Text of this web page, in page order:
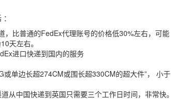
比普通的FedEx代理账号的价格低30%左右，可能
天左右。
进口快递到国内的服务
单边长超274CM或围长超330CM的超大件”， 小于
中国快递到英国只需要三个工作日时间，非常快。